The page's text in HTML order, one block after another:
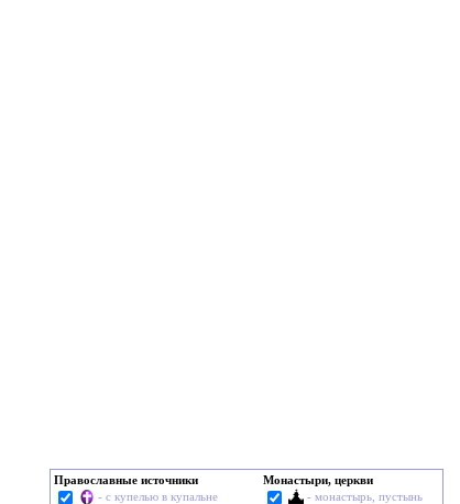
Православные источники
- с купелью в купальне
Монастыри, церкви
- монастырь, пустынь